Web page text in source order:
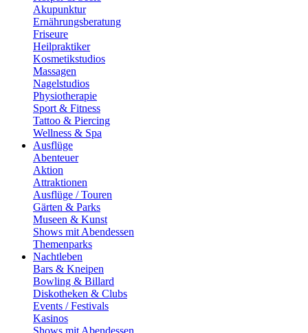
Akupunktur
Ernährungsberatung
Friseure
Heilpraktiker
Kosmetikstudios
Massagen
Nagelstudios
Physiotherapie
Sport & Fitness
Tattoo & Piercing
Wellness & Spa
Ausflüge
Abenteuer
Aktion
Attraktionen
Ausflüge / Touren
Gärten & Parks
Museen & Kunst
Shows mit Abendessen
Themenparks
Nachtleben
Bars & Kneipen
Bowling & Billard
Diskotheken & Clubs
Events / Festivals
Kasinos
Shows mit Abendessen